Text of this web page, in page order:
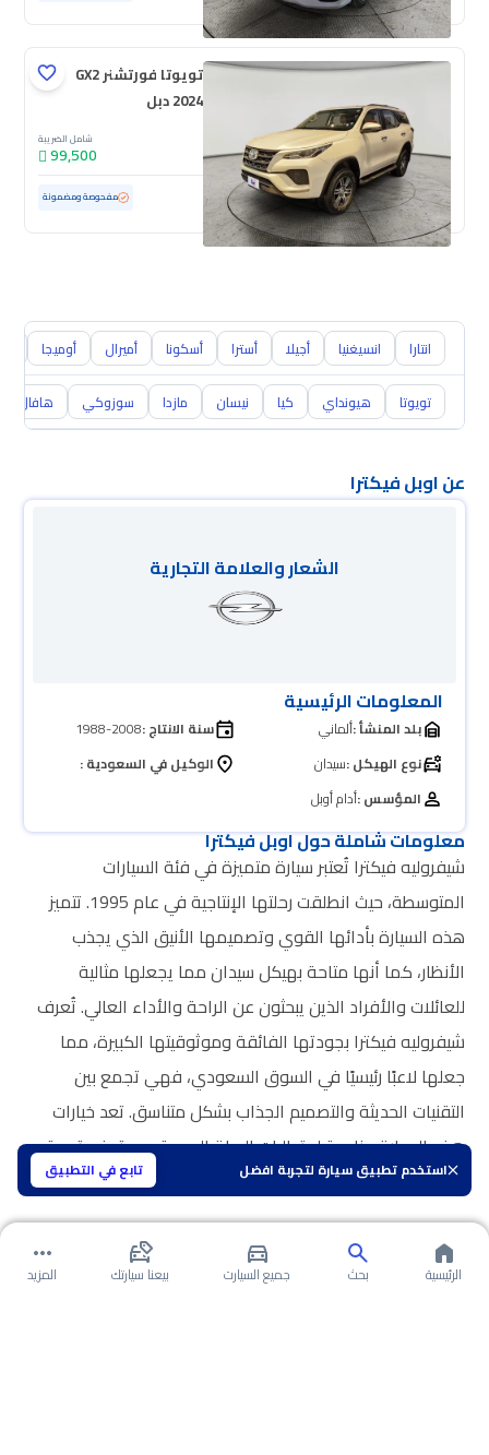
استخدم تطبيق سيارة لتجربة افضل تابع في التطبيق
تويوتا فورتشنر GX2
2024 دبل
شامل الضريبة
99,500
مستعملة 47,714 كم ممشى قليل مفحوصة ومضمونة
انتارا انسيغنيا أجيلا أسترا أسكونا أميرال أوميجا
تويوتا هيونداي كيا نيسان مازدا سوزوكي هافال
عن اوبل فيكترا
الشعار والعلامة التجارية
المعلومات الرئيسية
بلد المنشأ :ألماني سنة الانتاج :1988-2008
نوع الهيكل :سيدان
الوكيل في السعودية :
المؤسس :أدام أوبل
معلومات شاملة حول اوبل فيكترا
شيفروليه فيكترا تُعتبر سيارة متميزة في فئة السيارات
المتوسطة، حيث انطلقت رحلتها الإنتاجية في عام 1995. تتميز
هذه السيارة بأدائها القوي وتصميمها الأنيق الذي يجذب
الأنظار، كما أنها متاحة بهيكل سيدان مما يجعلها مثالية
للعائلات والأفراد الذين يبحثون عن الراحة والأداء العالي. تُعرف
شيفروليه فيكترا بجودتها الفائقة وموثوقيتها الكبيرة، مما
جعلها لاعبًا رئيسيًا في السوق السعودي، فهي تجمع بين
التقنيات الحديثة والتصميم الجذاب بشكل متناسق. تعد خيارات
هذه السيارة مناسبة لمتطلبات الحياة اليومية، مع توفير تجربة
قيادة مريحة وموثوقة.
الرئيسية بحث جميع السيارت بيعنا سيارتك المزيد